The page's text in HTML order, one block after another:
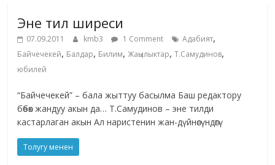
Эне тил ширеси
07.09.2011 kmb3 1 Comment Адабият,
Байчечекей, Балдар, Билим,Жаңылыктар,Т.Самудинов,
юбилей
“Байчечекей” – бала жыттуу басылма Баш редактору
бөбөк жандуу акын да… Т.Самудинов – эне тилди
кастарлаган акын Ал наристенин жан-дүйнөсүндөгү
Толугу менен